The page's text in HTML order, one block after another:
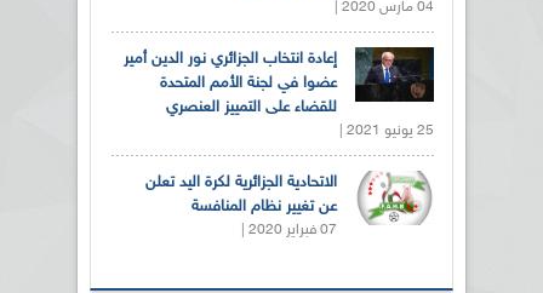
04 مارس 2020 |
إعادة انتخاب الجزائري نور الدين أمير
عضوا في لجنة الأمم المتحدة
للقضاء على التمييز العنصري
25 يونيو 2021 |
الاتحادية الجزائرية لكرة اليد تعلن
عن تغيير نظام المنافسة
07 فبراير 2020 |